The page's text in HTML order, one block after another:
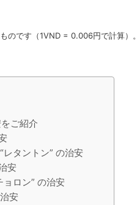
のです（1VND = 0.006円で計算）。
ご紹介
タントン” の治安
安
ロン” の治安
安